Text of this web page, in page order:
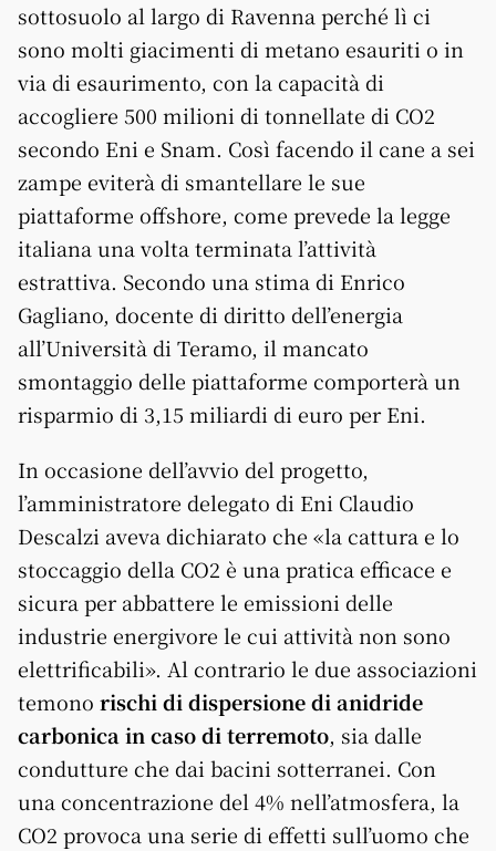
sottosuolo al largo di Ravenna perché lì ci
sono molti giacimenti di metano esauriti o in
via di esaurimento, con la capacità di
accogliere 500 milioni di tonnellate di CO2
secondo Eni e Snam. Così facendo il cane a sei
zampe eviterà di smantellare le sue
piattaforme offshore, come prevede la legge
italiana una volta terminata l’attività
estrattiva. Secondo una stima di Enrico
Gagliano, docente di diritto dell’energia
all’Università di Teramo, il mancato
smontaggio delle piattaforme comporterà un
risparmio di 3,15 miliardi di euro per Eni.
In occasione dell’avvio del progetto,
l’amministratore delegato di Eni Claudio
Descalzi aveva dichiarato che «la cattura e lo
stoccaggio della CO2 è una pratica efficace e
sicura per abbattere le emissioni delle
industrie energivore le cui attività non sono
elettrificabili». Al contrario le due associazioni
temono rischi di dispersione di anidride
carbonica in caso di terremoto, sia dalle
condutture che dai bacini sotterranei. Con
una concentrazione del 4% nell’atmosfera, la
CO2 provoca una serie di effetti sull’uomo che